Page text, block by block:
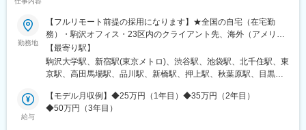
駅、二階堂駅、松江しんじ湖温泉駅、米原駅、彦根駅、長浜駅、
守山駅、草津駅(滋賀県)、近江八幡駅、大津駅、京阪膳所駅、栗東
駅、南彦根駅、京阪石山駅、信楽駅、野洲駅、京阪大津京駅、和
歌山駅、貴志駅、白浜駅、和歌山市駅、橋本駅(和歌山県)、紀伊田
辺駅、加太駅(和歌山県)、紀伊勝浦駅、九度山駅、和歌山大学前
駅、西笠田駅、海南駅、紀三井寺駅、新宮駅、国際センター駅、
鶴舞駅、丸の内駅(愛知県)、金山駅(愛知県)、中部国際空港駅(鉄
道)、豊橋駅、三河安城駅、ナゴヤドーム前矢田駅、伏見駅(愛知
県)、上前津駅、犬山駅、野田新町駅、岐阜駅、大垣駅、高山駅、
勤務地
【フルリモート前提の採用になります】★全国の自宅（在宅勤
務）・駒沢オフィス・23区内のクライアント先、海外（アメリカ
など）※転居を伴う転勤はありません。【研修について】3ヶ月研
修は本社オフィスで対面で行います。＜本社＞東京都世田谷区駒
沢5-25-7 駒沢パークサイドテラスサウス3Fアクセス：東急田園
当社が所属するグループ企業では、アメリカなどでの海外事業も
計画中。希望者は将来そちらに参画することもできるかも！？
【最寄り駅】
駒沢大学駅、新宿駅(東京メトロ)、渋谷駅、池袋駅、北千住駅、東
京駅、高田馬場駅、品川駅、新橋駅、押上駅、秋葉原駅、目黒
(東京都)、中野駅(東京都)、大門駅(東京都)、有楽町駅、吉祥寺
駅、日暮里駅(舎人ライナー)、五反田駅、三田駅(東京都)、中目黒
給与
【モデル月収例】◆25万円（1年目）◆35万円（2年目）
◆50万円（3年目）